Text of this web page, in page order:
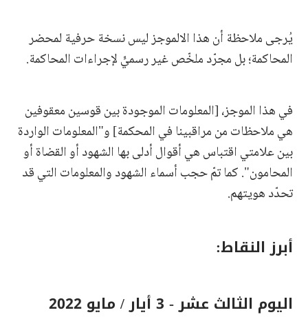
يُرجى ملاحظة أن هذا الالموجز ليس نسخة حرفية لمحضر
المحاكمة؛ بل مجرّد ملخّص غير رسميٍّ لإجراءات المحاكمة.
في هذا الموجز، [المعلومات الموجودة بين قوسين معقوفين
هي ملاحظات من مراقبينا في المحكمة] و"المعلومات الواردة
بين علامتي اقتباس هي أقوال أدلى بها الشهود أو القضاة أو
المحامون". كما تمّ حجب أسماء الشهود والمعلومات التي قد
تحدّد هويتهم.
أبرز النقاط:
اليوم الثالث عشر - 3 أيار / مايو 2022